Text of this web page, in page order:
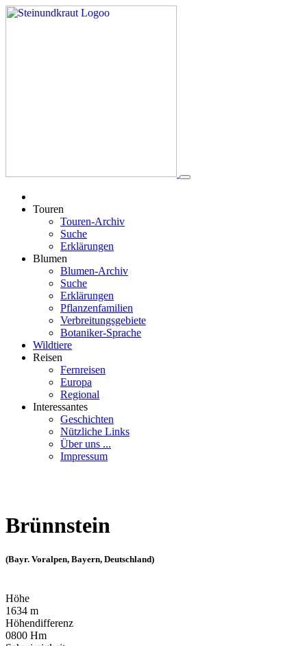
Touren
Touren-Archiv
Suche
Erklärungen
Blumen
Blumen-Archiv
Suche
Erklärungen
Pflanzenfamilien
Verbreitungsgebiete
Botaniker-Sprache
Wildtiere
Reisen
Fernreisen
Europa
Regional
Interessantes
Geschichten
Nützliche Links
Über uns ...
Impressum
Brünnstein
(Bayr. Voralpen, Bayern, Deutschland)
Höhe
1634 m
Höhendifferenz
0800 Hm